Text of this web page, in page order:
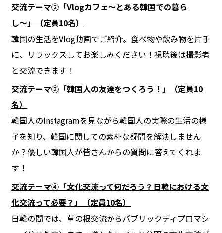
交流テーマ②「Vlogカフェ〜とある韓国での暮ら
し〜」（定員10名）
韓国の生活をVlog動画でご紹介。食べ物や飲み物を片手
に、リラックスしてお楽しみください！視聴後は撮影者
と交流できます！
交流テーマ③「韓国人の友達をつくろう！」（定員10
名）
韓国人のInstagramを見ながら韓国人の実際の生活の様
子を知り、韓国に関しての素朴な疑問を解決しません
か？優しい韓国人が皆さんからの質問に答えてくれま
す！
交流テーマ④「文化交流って何だろう？日韓における文
化交流って必要？」（定員10名）
日韓の間では、草の根交流からパブリックディプロマシ